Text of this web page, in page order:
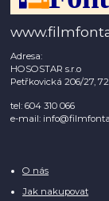
Adresa:
HOSOSTAR s.r.o
Petřkovická 206/27,
tel: 604 310 066
e-mail:
O nás
Jak nakupovat